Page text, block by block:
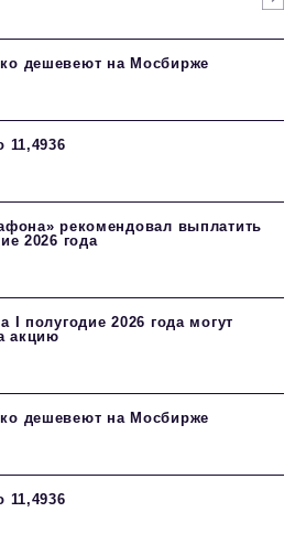
дешевеют на Мосбирже
11,4936
рекомендовал выплатить
2026 года
I полугодие 2026 года могут
акцию
дешевеют на Мосбирже
11,4936